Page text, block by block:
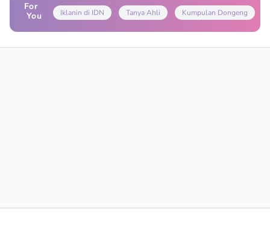
For
You
Iklanin di IDN Tanya Ahli Kumpulan Dongeng